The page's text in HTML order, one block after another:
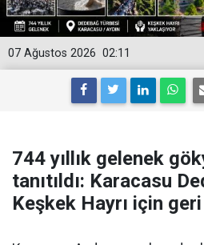
02:11
07 Ağustos 2026
744 yıllık gelenek
tanıtıldı: Karacasu
Keşkek Hayrı için geri